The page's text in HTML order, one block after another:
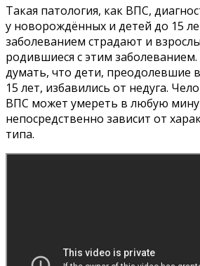
Такая патология, как ВПС,
у новорождённых и детей до 15
заболеванием страдают и
родившиеся с этим
думать, что дети, преодолевшие
15 лет, избавились от недуга.
ВПС может умереть в любую
непосредственно зависит от
типа.